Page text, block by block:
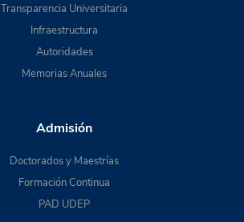
Transparencia Universitaria
Infraestructura
Autoridades
Memorias Anuales
Admisión
Doctorados y Maestrías
Formación Continua
PAD UDEP